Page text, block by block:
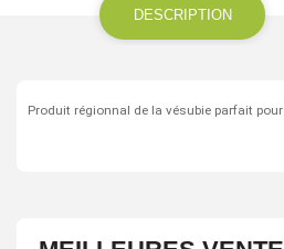
DESCRIPTION
Produit régionnal de la vésubie parfait